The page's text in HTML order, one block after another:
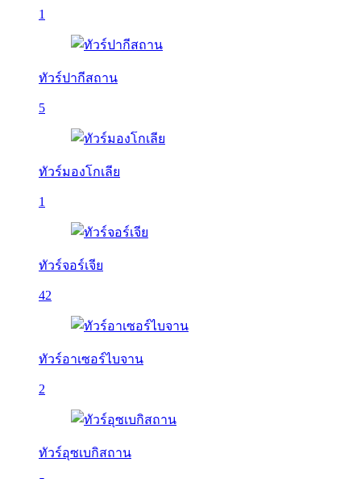
1
ทัวร์ปากีสถาน
5
ทัวร์มองโกเลีย
1
ทัวร์จอร์เจีย
42
ทัวร์อาเซอร์ไบจาน
2
ทัวร์อุซเบกิสถาน